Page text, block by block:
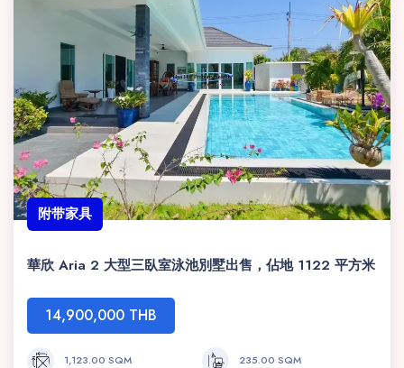
附带家具
華欣 Aria 2 大型三臥室泳池別墅出售，佔地 1122 平方米
14,900,000 THB
1,123.00 SQM 235.00 SQM